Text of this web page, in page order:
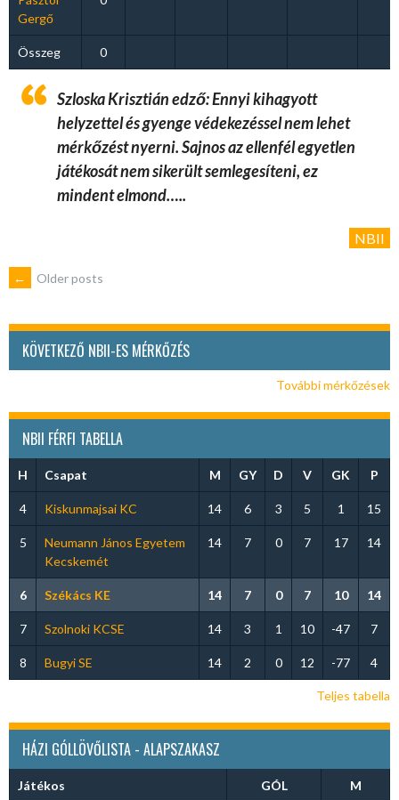
Gergő
Összeg 0
Szloska Krisztián edző: Ennyi kihagyott
helyzettel és gyenge védekezéssel nem lehet
mérkőzést nyerni. Sajnos az ellenfél egyetlen
játékosát nem sikerült semlegesíteni, ez
mindent elmond…..
NBII
POSTS
NAVIGATION
← Older posts
KÖVETKEZŐ NBII-ES MÉRKŐZÉS
További mérkőzések
NBII FÉRFI TABELLA
H Csapat M GY D V GK P
4 Kiskunmajsai KC 14 6 3 5 1 15
5
Neumann János Egyetem
Kecskemét
14 7 0 7 17 14
6 Székács KE 14 7 0 7 10 14
7 Szolnoki KCSE 14 3 1 10 -47 7
8 Bugyi SE 14 2 0 12 -77 4
Teljes tabella
HÁZI GÓLLÖVŐLISTA - ALAPSZAKASZ
Játékos GÓL M